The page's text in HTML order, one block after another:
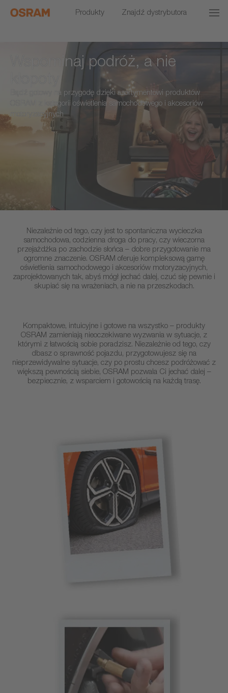
Produkty Znajdź dystrybutora
Wspominaj podróż, a nie
Bądź gotowy na przygodę dzięki asortymentowi produktów
OSRAM z kategorii oświetlenia samochodowego i akcesoriów
motoryzacyjnych
Niezależnie od tego, czy jest to spontaniczna wycieczka
samochodowa, codzienna droga do pracy, czy wieczorna
przejażdżka po zachodzie słońca – dobre przygotowanie ma
ogromne znaczenie. OSRAM oferuje kompleksową gamę
oświetlenia samochodowego i akcesoriów motoryzacyjnych,
zaprojektowanych tak, abyś mógł jechać dalej, czuć się pewnie i
skupiać się na wrażeniach, a nie na przeszkodach.
Kompaktowe, intuicyjne i gotowe na wszystko – produkty
OSRAM zamieniają nieoczekiwane wyzwania w sytuacje, z
którymi z łatwością sobie poradzisz. Niezależnie od tego, czy
dbasz o sprawność pojazdu, przygotowujesz się na
nieprzewidywalne sytuacje, czy po prostu chcesz podróżować z
większą pewnością siebie, OSRAM pozwala Ci jechać dalej –
bezpiecznie, z wsparciem i gotowością na każdą trasę.